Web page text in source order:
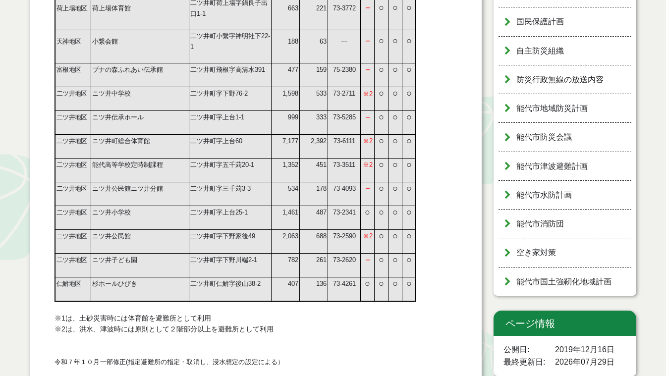
荷上場地区 荷上場体育館
二ツ井町荷上場字鍋良子出
口 1-1
663 221 73-3772 － ○ ○ ○
天神地区 小繋会館
二ツ井町小繋字神明社下22-
1
188 63 ― － ○ ○ ○
富根地区 ブナの森ふれあい伝承館 二ツ井町飛根字高清水391 477 159 75-2380 － ○ ○ ○
二ツ井地区 ニツ井中学校 二ツ井町字下野76-2 1,598 533 73-2711 ※2 ○ ○ ○
二ツ井地区 ニツ井伝承ホール 二ツ井町字上台1-1 999 333 73-5285 － ○ ○ ○
二ツ井地区 ニツ井町総合体育館 二ツ井町字上台60 7,177 2,392 73-6111 ※2 ○ ○ ○
二ツ井地区 能代高等学校定時制課程 二ツ井町字五千苅20-1 1,352 451 73-3511 ※2 ○ ○ ○
二ツ井地区 ニツ井公民館ニツ井分館 二ツ井町字三千苅3-3 534 178 73-4093 － ○ ○ ○
二ツ井地区 ニツ井小学校 二ツ井町字上台25-1 1,461 487 73-2341 ○ ○ ○ ○
二ツ井地区 ニツ井公民館 二ツ井町字下野家後49 2,063 688 73-2590 ※2 ○ ○ ○
二ツ井地区 ニツ井子ども園 二ツ井町字下野川端2-1 782 261 73-2620 － ○ ○ ○
仁鮒地区 杉ホールひびき 二ツ井町仁鮒字後山38-2 407 136 73-4261 ○ ○ ○ ○
※1は、土砂災害時には体育館を避難所として利用
※2は、洪水、津波時には原則として２階部分以上を避難所として利用
令和７ 年１０月一部修正(指定避難所の指定・取消し、浸水想定の設定による）
国民保護計画
自主防災組織
防災行政無線の放送内容
能代市地域防災計画
能代市防災会議
能代市津波避難計画
能代市水防計画
能代市消防団
空き家対策
能代市国土強靭化地域計画
ページ情報
公開日
2019年12月16日
最終更新日
2026年07月29日